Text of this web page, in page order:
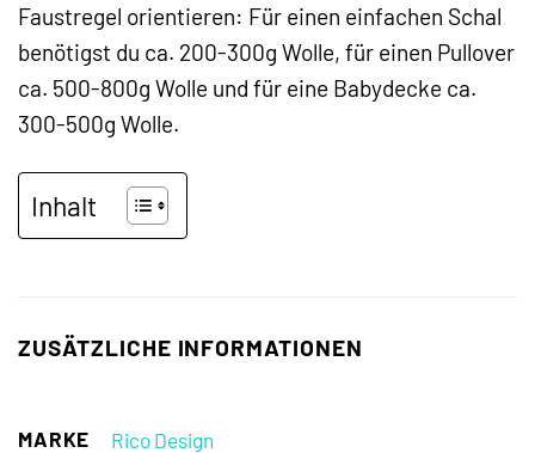
Faustregel orientieren: Für einen einfachen Schal
benötigst du ca. 200-300g Wolle, für einen Pullover
ca. 500-800g Wolle und für eine Babydecke ca.
300-500g Wolle.
Inhalt
ZUSÄTZLICHE INFORMATIONEN
MARKE Rico Design